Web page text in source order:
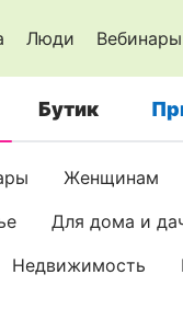
Люди Вебинары
Бутик
Женщинам
Для дома и
Недвижимость